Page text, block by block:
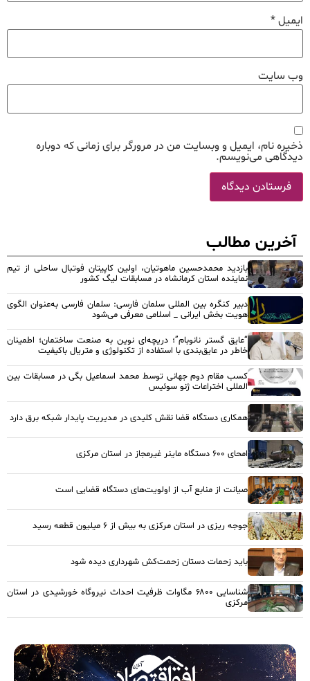
ایمیل*
وب‌ سایت
ذخیره نام، ایمیل و وبسایت من در مرورگر برای زمانی که دوباره
دیدگاهی می‌نویسم.
آخرین مطالب
بازدید محمدحسین ماهوتیان، اولین کاپیتان فوتبال ساحلی از تیم
نماینده استان کرمانشاه در مسابقات لیگ کشور
دبیر کنگره بین المللی سلمان فارسی: سلمان فارسی به‌عنوان الگوی
هویت بخش ایرانی _ اسلامی معرفی می‌شود
“عایق گستر نانوبام”؛ دریچه‌ای نوین به صنعت ساختمان؛ اطمینان
خاطر در عایق‌بندی با استفاده از تکنولوژی و متریال باکیفیت
کسب مقام دوم جهانی توسط محمد اسماعیل بگی در مسابقات بین
المللی اختراعات ژنو سوئیس
همکاری دستگاه قضا نقش کلیدی در مدیریت پایدار شبکه برق دارد
امحای ۶۰۰ دستگاه ماینر غیرمجاز در استان مرکزی
صیانت از منابع آب از اولویت‌های دستگاه قضایی است
جوجه ریزی در استان مرکزی به بیش از ۶ میلیون قطعه رسید
باید زحمات دستان زحمت‌کش شهرداری دیده شود
شناسایی ۶۸۰۰ مگاوات ظرفیت احداث نیروگاه خورشیدی در استان
مرکزی